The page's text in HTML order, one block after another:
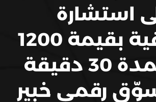
استشارة
تسويقية بقيمة 1200
ريال لمدة 30 دقيقة
رقمي خبير